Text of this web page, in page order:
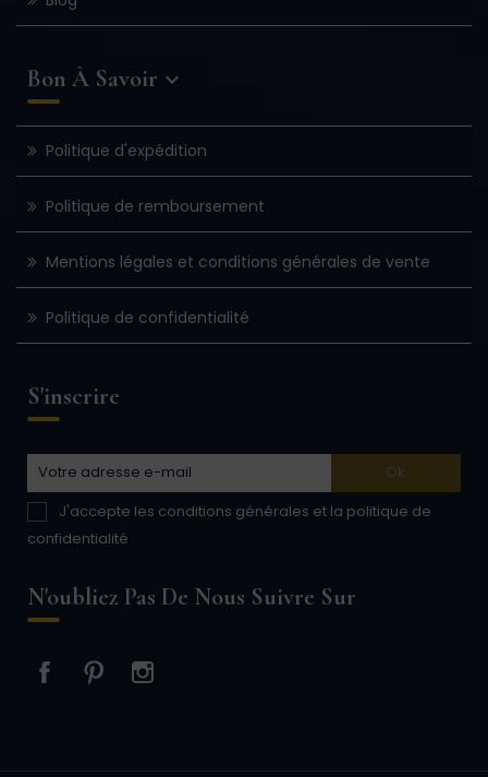
Bon À Savoir 
Politique d'expédition
Politique de remboursement
Mentions légales et conditions générales de vente
Politique de confidentialité
S'inscrire
J'accepte les conditions générales et la politique de
confidentialité
N'oubliez Pas De Nous Suivre Sur
FacebookPinterest